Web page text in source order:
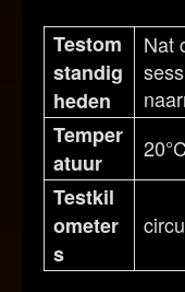
Testom
standig
heden
Nat
Temper
atuur
20°C
Testkil
ometer
s